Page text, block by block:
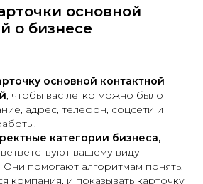
основной
о бизнесе
основной контактной
, чтобы вас легко можно было
адрес, телефон, соцсети и
категории бизнеса,
вашему виду
Они помогают алгоритмам понять,
компания, и показывать карточку